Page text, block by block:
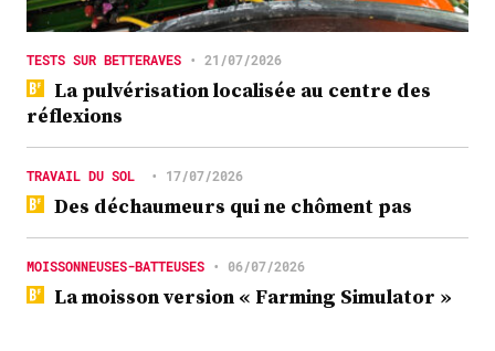
TESTS SUR BETTERAVES • 21/07/2026
La pulvérisation localisée au centre des
réflexions
TRAVAIL DU SOL • 17/07/2026
Des déchaumeurs qui ne chôment pas
MOISSONNEUSES-BATTEUSES • 06/07/2026
La moisson version « Farming Simulator »